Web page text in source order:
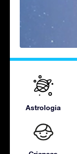
Astrologia